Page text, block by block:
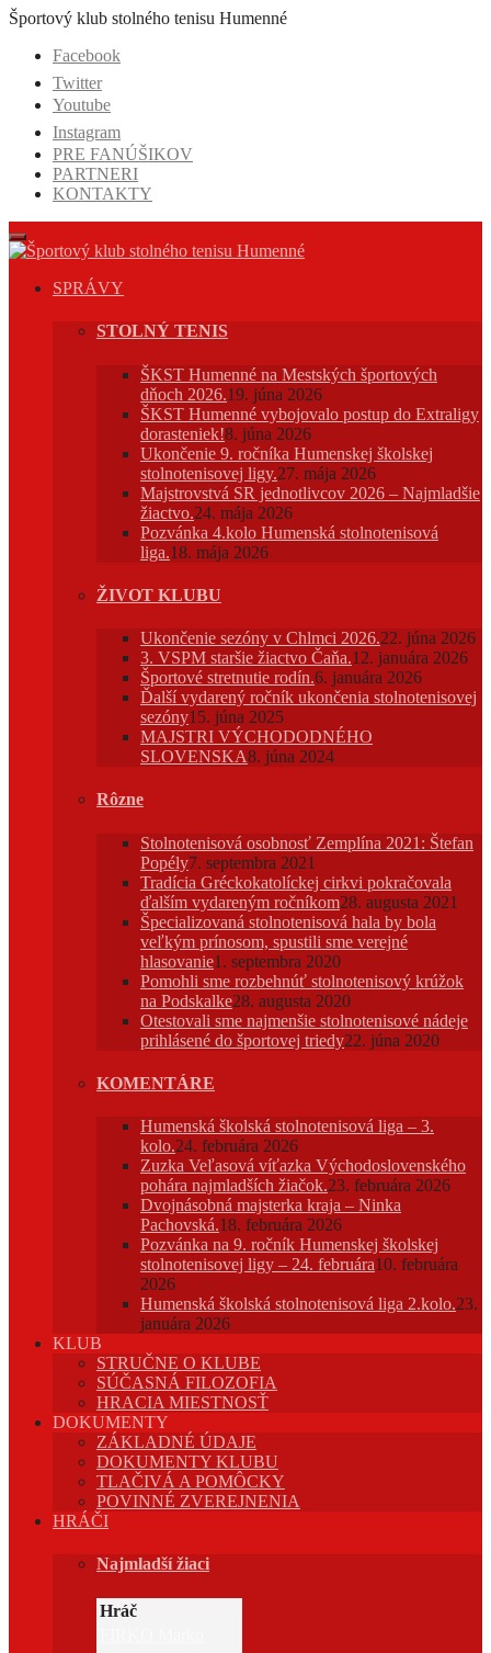
Prejsť
obsah
Športový klub stolného tenisu Humenné
Facebook
Twitter
Youtube
Instagram
PRE FANÚŠIKOV
PARTNERI
KONTAKTY
SPRÁVY
STOLNÝ TENIS
ŠKST Humenné na Mestských športových
dňoch 2026.19. júna 2026
ŠKST Humenné vybojovalo postup do Extraligy
dorasteniek!8. júna 2026
Ukončenie 9. ročníka Humenskej školskej
stolnotenisovej ligy.27. mája 2026
Majstrovstvá SR jednotlivcov 2026 – Najmladšie
žiactvo.24. mája 2026
Pozvánka 4.kolo Humenská stolnotenisová
liga.18. mája 2026
ŽIVOT KLUBU
Ukončenie sezóny v Chlmci 2026.22. júna 2026
3. VSPM staršie žiactvo Čaňa.12. januára 2026
Športové stretnutie rodín.6. januára 2026
Ďalší vydarený ročník ukončenia stolnotenisovej
sezóny15. júna 2025
MAJSTRI VÝCHODODNÉHO
SLOVENSKA8. júna 2024
Rôzne
Stolnotenisová osobnosť Zemplína 2021: Štefan
Popély7. septembra 2021
Tradícia Gréckokatolíckej cirkvi pokračovala
ďalším vydareným ročníkom28. augusta 2021
Špecializovaná stolnotenisová hala by bola
veľkým prínosom, spustili sme verejné
hlasovanie1. septembra 2020
Pomohli sme rozbehnúť stolnotenisový krúžok
na Podskalke28. augusta 2020
Otestovali sme najmenšie stolnotenisové nádeje
prihlásené do športovej triedy22. júna 2020
KOMENTÁRE
Humenská školská stolnotenisová liga – 3.
kolo.24. februára 2026
Zuzka Veľasová víťazka Východoslovenského
pohára najmladších žiačok.23. februára 2026
Dvojnásobná majsterka kraja – Ninka
Pachovská.18. februára 2026
Pozvánka na 9. ročník Humenskej školskej
stolnotenisovej ligy – 24. februára10. februára
2026
Humenská školská stolnotenisová liga 2.kolo.23.
januára 2026
KLUB
STRUČNE O KLUBE
SÚČASNÁ FILOZOFIA
HRACIA MIESTNOSŤ
DOKUMENTY
ZÁKLADNÉ ÚDAJE
DOKUMENTY KLUBU
TLAČIVÁ A POMÔCKY
POVINNÉ ZVEREJNENIA
HRÁČI
Najmladší žiaci
Hráč